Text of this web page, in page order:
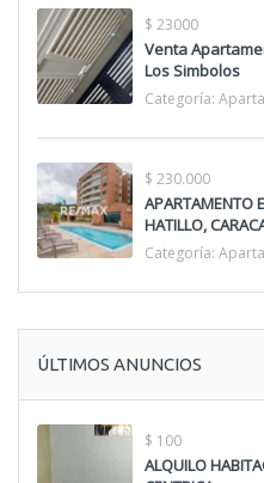
$ 23000
Venta
Los Simbolos
Categoría:
$ 230.000
APARTAMENTO
HATILLO,
Categoría:
ÚLTIMOS ANUNCIOS
$ 100
ALQUILO